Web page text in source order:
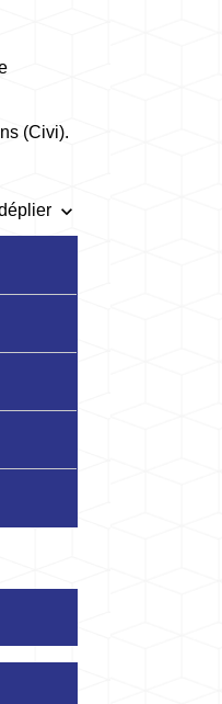
(Civi).
keyboard_arrow_down